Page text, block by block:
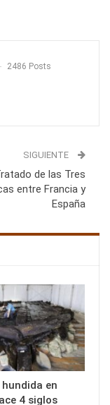
2486 Posts
SIGUIENTE
de las Tres
entre Francia y
España
hundida en
4 siglos